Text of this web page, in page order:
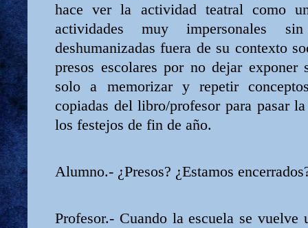
hace ver la actividad teatral como
actividades muy impersonales
deshumanizadas fuera de su contexto
presos escolares por no dejar exponer
solo a memorizar y repetir
copiadas del libro/profesor para pasar
los festejos de fin de año.
Alumno.- ¿Presos? ¿Estamos
Profesor.- Cuando la escuela se vuelve